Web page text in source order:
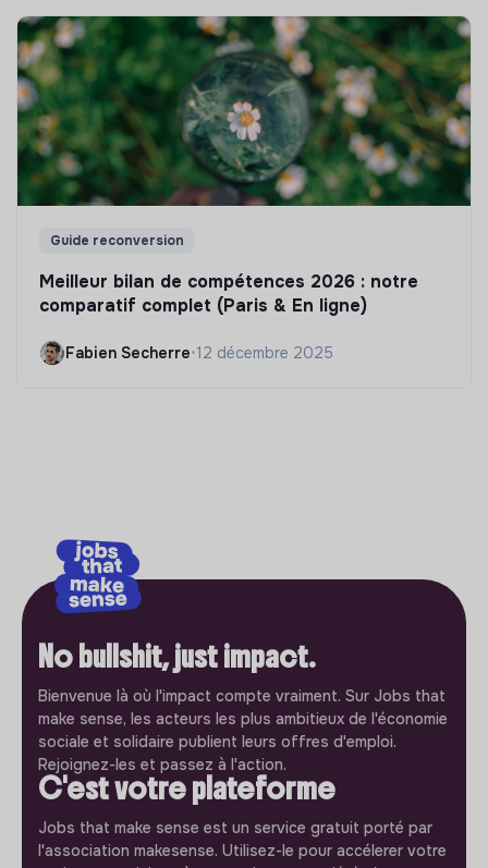
Guide reconversion
Meilleur bilan de compétences 2026 : notre
comparatif complet (Paris & En ligne)
Fabien Secherre•12 décembre 2025
No bullshit, just impact.
Bienvenue là où l'impact compte vraiment. Sur Jobs that
make sense, les acteurs les plus ambitieux de l'économie
sociale et solidaire publient leurs offres d'emploi.
Rejoignez-les et passez à l'action.
C'est votre plateforme
Jobs that make sense est un service gratuit porté par
l'association makesense. Utilisez-le pour accélerer votre